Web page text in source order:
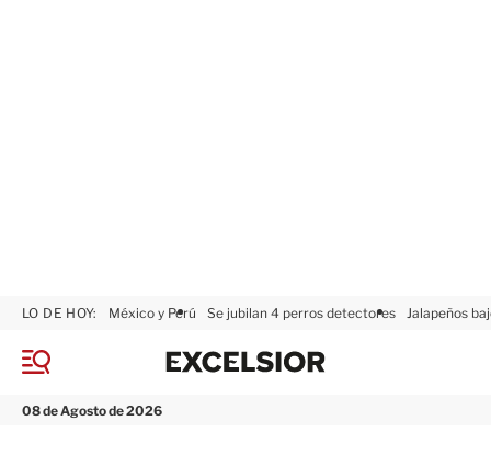
M
n
08 de Agosto de 2026
LO DE HOY: México y Perú Se jubilan 4 perros detectores Jalapeños
x